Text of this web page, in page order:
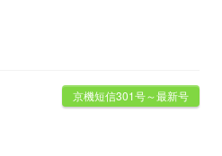
京機短信301号～最新号